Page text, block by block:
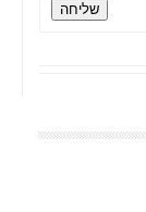
שליחה